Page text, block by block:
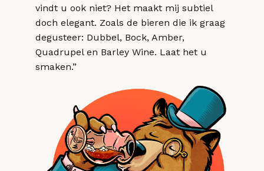
vindt u ook niet? Het maakt mij subtiel
doch elegant. Zoals de bieren die ik graag
degusteer: Dubbel, Bock, Amber,
Quadrupel en Barley Wine. Laat het u
smaken.”